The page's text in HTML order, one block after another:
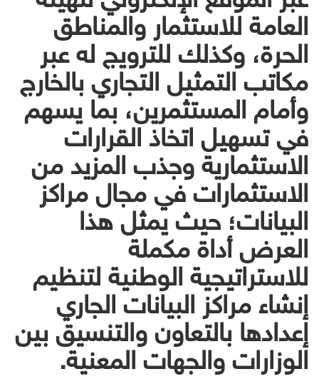
العامة للاستثمار والمناطق
الحرة، وكذلك للترويج له عبر
مكاتب التمثيل التجاري بالخارج
وأمام المستثمرين، بما يسهم
في تسهيل اتخاذ القرارات
الاستثمارية وجذب المزيد من
الاستثمارات في مجال مراكز
البيانات؛ حيث يمثل هذا
العرض أداة مكملة
للاستراتيجية الوطنية لتنظيم
إنشاء مراكز البيانات الجاري
إعدادها بالتعاون والتنسيق بين
الوزارات والجهات المعنية.